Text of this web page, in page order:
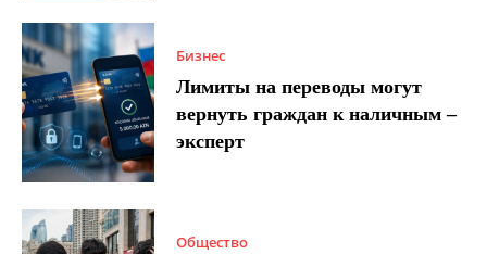
Бизнес
Лимиты на переводы могут
вернуть граждан к наличным –
эксперт
Общество